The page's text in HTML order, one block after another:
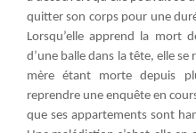
quitter son corps pour une
Lorsqu’elle apprend la mort
d’une balle dans la tête, elle
mère étant morte depuis
reprendre une enquête en
que ses appartements sont